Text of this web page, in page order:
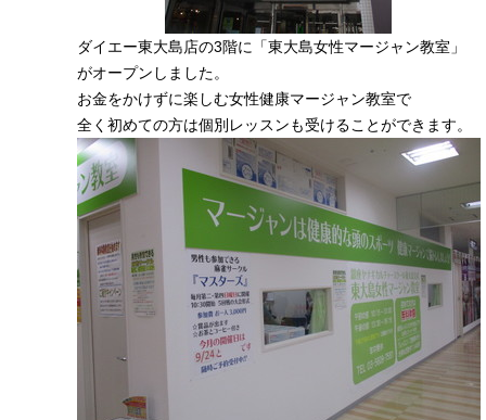
ダイエー東大島店の3階に「東大島女性マージャン教室」
がオープンしました。
お金をかけずに楽しむ女性健康マージャン教室で
全く初めての方は個別レッスンも受けることができます。